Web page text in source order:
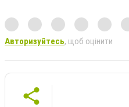
Авторизуйтесь, щоб оцінити